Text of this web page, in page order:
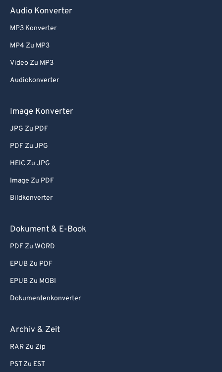
Audio Konverter
MP3 Konverter
MP4 Zu MP3
Video Zu MP3
Audiokonverter
Image Konverter
JPG Zu PDF
PDF Zu JPG
HEIC Zu JPG
Image Zu PDF
Bildkonverter
Dokument & E-Book
PDF Zu WORD
EPUB Zu PDF
EPUB Zu MOBI
Dokumentenkonverter
Archiv & Zeit
RAR Zu Zip
PST Zu EST